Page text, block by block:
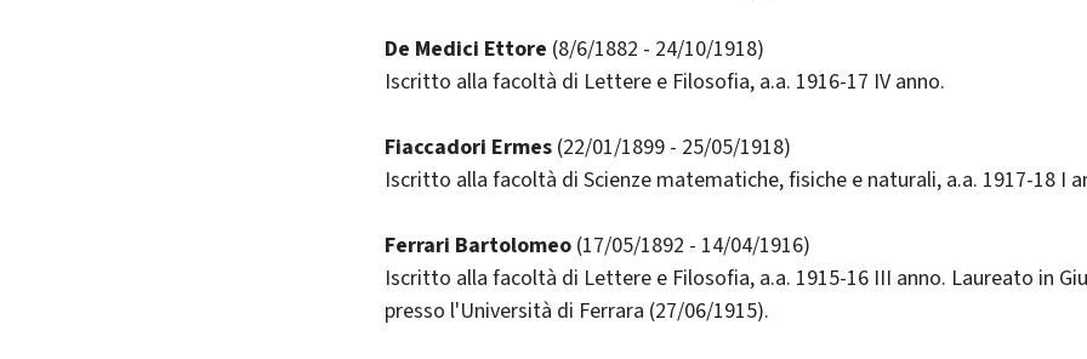
De Medici Ettore (8/6/1882 - 24/10/1918)
Iscritto alla facoltà di Lettere e Filosofia, a.a. 1916-17 IV anno.
Fiaccadori Ermes (22/01/1899 - 25/05/1918)
Iscritto alla facoltà di Scienze matematiche, fisiche e naturali, a.a. 1917-18 I
Ferrari Bartolomeo (17/05/1892 - 14/04/1916)
Iscritto alla facoltà di Lettere e Filosofia, a.a. 1915-16 III anno. Laureato in
presso l'Università di Ferrara (27/06/1915).